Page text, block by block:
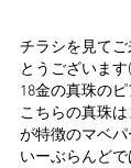
チラシを見て
とうございます
18金の真珠の
こちらの真珠
が特徴のマベパ
いーぶらんど